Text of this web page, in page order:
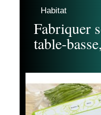
Habitat
Fabriquer
table-